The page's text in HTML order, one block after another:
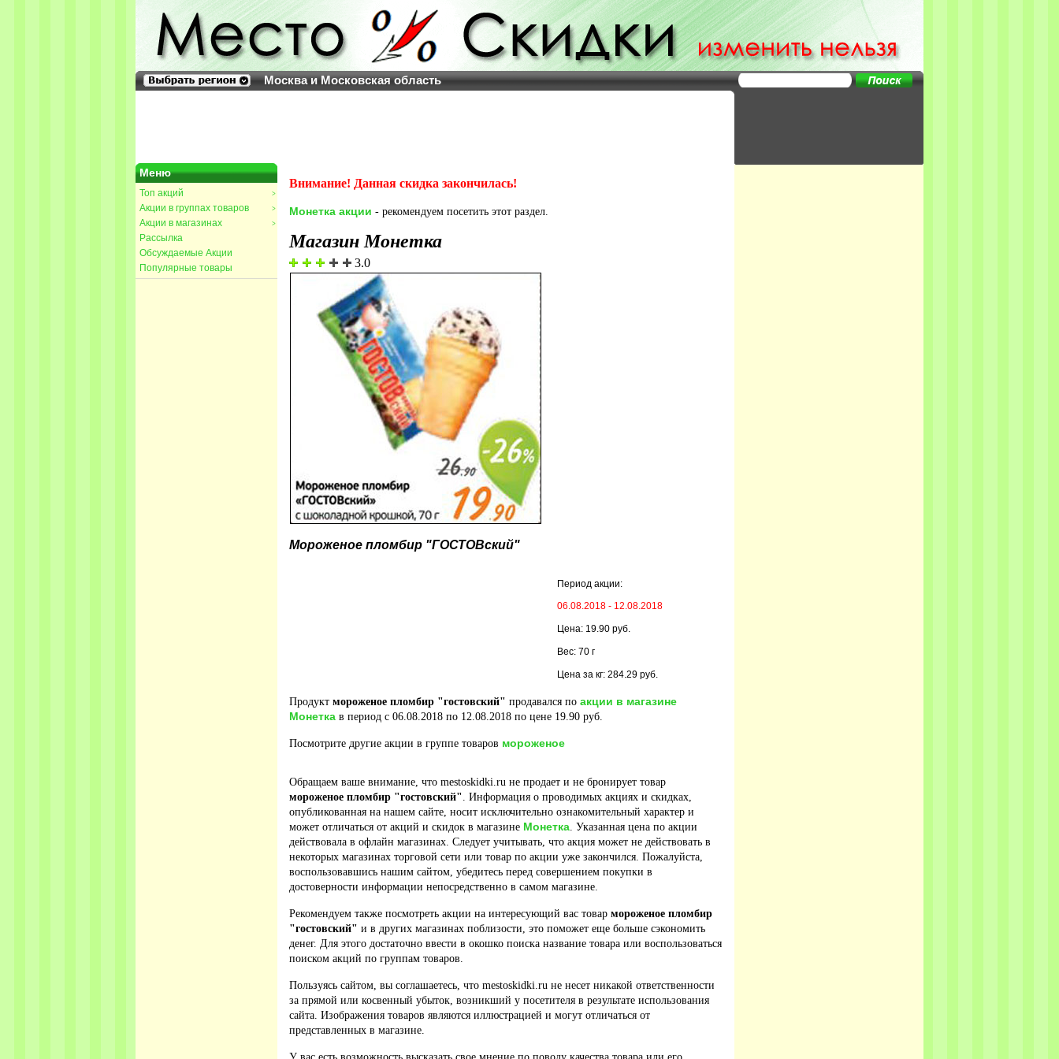
Москва и Московская область
Меню
>
Топ акций
>
Акции в группах товаров
>
Акции в магазинах
Рассылка
Обсуждаемые Акции
Популярные товары
Внимание! Данная скидка закончилась!
Монетка акции - рекомендуем посетить этот раздел.
Магазин Монетка
3.0
Мороженое пломбир "ГОСТОВский"
Период акции:
06.08.2018 - 12.08.2018
Цена: 19.90 руб.
Вес: 70 г
Цена за кг: 284.29 руб.
Продукт мороженое пломбир "гостовский" продавался по акции в магазине
Монетка в период с 06.08.2018 по 12.08.2018 по цене 19.90 руб.
Посмотрите другие акции в группе товаров мороженое
Обращаем ваше внимание, что mestoskidki.ru не продает и не бронирует товар
мороженое пломбир "гостовский". Информация о проводимых акциях и скидках,
опубликованная на нашем сайте, носит исключительно ознакомительный характер и
может отличаться от акций и скидок в магазине Монетка. Указанная цена по акции
действовала в офлайн магазинах. Следует учитывать, что акция может не действовать в
некоторых магазинах торговой сети или товар по акции уже закончился. Пожалуйста,
воспользовавшись нашим сайтом, убедитесь перед совершением покупки в
достоверности информации непосредственно в самом магазине.
Рекомендуем также посмотреть акции на интересующий вас товар мороженое пломбир
"гостовский" и в других магазинах поблизости, это поможет еще больше сэкономить
денег. Для этого достаточно ввести в окошко поиска название товара или воспользоваться
поиском акций по группам товаров.
Пользуясь сайтом, вы соглашаетесь, что mestoskidki.ru не несет никакой ответственности
за прямой или косвенный убыток, возникший у посетителя в результате использования
сайта. Изображения товаров являются иллюстрацией и могут отличаться от
представленных в магазине.